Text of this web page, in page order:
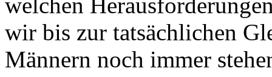
wir bis zur tatsächlichen
Männern noch immer